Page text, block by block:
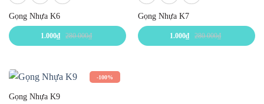
Gọng Nhựa K6
1.000₫ 280.000₫
Gọng Nhựa K7
1.000₫ 280.000₫
-100%
Gọng Nhựa K9